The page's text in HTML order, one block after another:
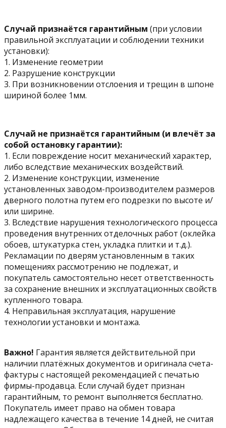
Случай признаётся гарантийным (при условии
правильной эксплуатации и соблюдении техники
установки):
1. Изменение геометрии
2. Разрушение конструкции
3. При возникновении отслоения и трещин в шпоне
шириной более 1мм.
Случай не признаётся гарантийным (и влечёт за
собой остановку гарантии):
1. Если повреждение носит механический характер,
либо вследствие механических воздействий.
2. Изменение конструкции, изменение
установленных заводом-производителем размеров
дверного полотна путем его подрезки по высоте и/
или ширине.
3. Вследствие нарушения технологического процесса
проведения внутренних отделочных работ (оклейка
обоев, штукатурка стен, укладка плитки и т.д.).
Рекламации по дверям установленным в таких
помещениях рассмотрению не подлежат, и
покупатель самостоятельно несет ответственность
за сохранение внешних и эксплуатационных свойств
купленного товара.
4. Неправильная эксплуатация, нарушение
технологии установки и монтажа.
Важно! Гарантия является действительной при
наличии платёжных документов и оригинала счета-
фактуры с настоящей рекомендацией с печатью
фирмы-продавца. Если случай будет признан
гарантийным, то ремонт выполняется бесплатно.
Покупатель имеет право на обмен товара
надлежащего качества в течение 14 дней, не считая